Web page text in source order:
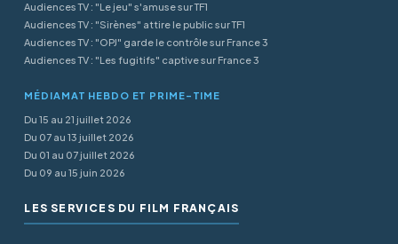
Audiences TV : "Le jeu" s'amuse sur TF1
Audiences TV : "Sirènes" attire le public sur TF1
Audiences TV : "OPJ" garde le contrôle sur France 3
Audiences TV : "Les fugitifs" captive sur France 3
MÉDIAMAT HEBDO ET PRIME-TIME
Du 15 au 21 juillet 2026
Du 07 au 13 juillet 2026
Du 01 au 07 juillet 2026
Du 09 au 15 juin 2026
LES SERVICES DU FILM FRANÇAIS